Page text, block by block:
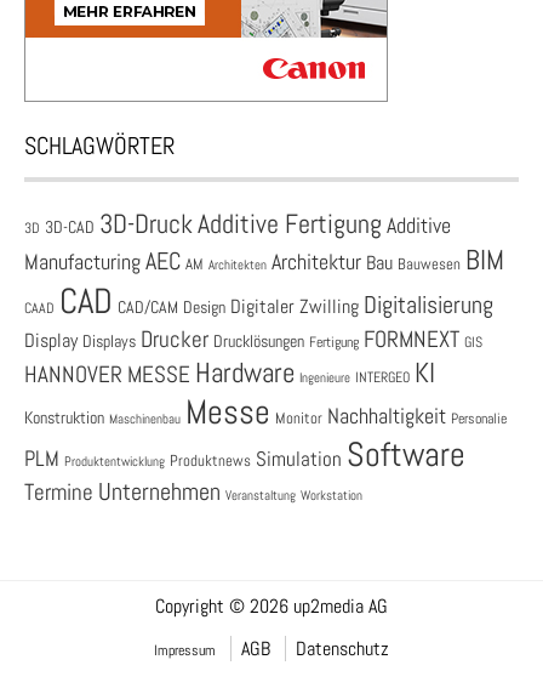
SCHLAGWÖRTER
3D 3D-CAD 3D-DruckAdditive Fertigung Additive
ManufacturingAEC AM Architekten Architektur Bau Bauwesen BIM
CAAD CAD CAD/CAM Design Digitaler Zwilling Digitalisierung
Display Displays Drucker Drucklösungen Fertigung FORMNEXT GIS
HANNOVER MESSE Hardware Ingenieure INTERGEO KI
Konstruktion Maschinenbau Messe Monitor Nachhaltigkeit Personalie
PLM Produktentwicklung Produktnews Simulation Software
Termine Unternehmen Veranstaltung Workstation
Copyright © 2026 up2media AG
Impressum AGB Datenschutz